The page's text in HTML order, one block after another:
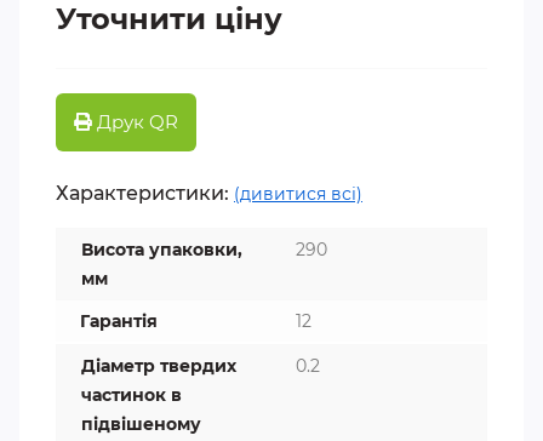
Уточнити ціну
Друк QR
Характеристики: (дивитися всі)
Висота упаковки,
мм
290
Гарантія 12
Діаметр твердих
частинок в
підвішеному
0.2